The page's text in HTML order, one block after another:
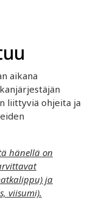
aikana
liittyviä ohjeita ja
hänellä on
ja
viisumi).